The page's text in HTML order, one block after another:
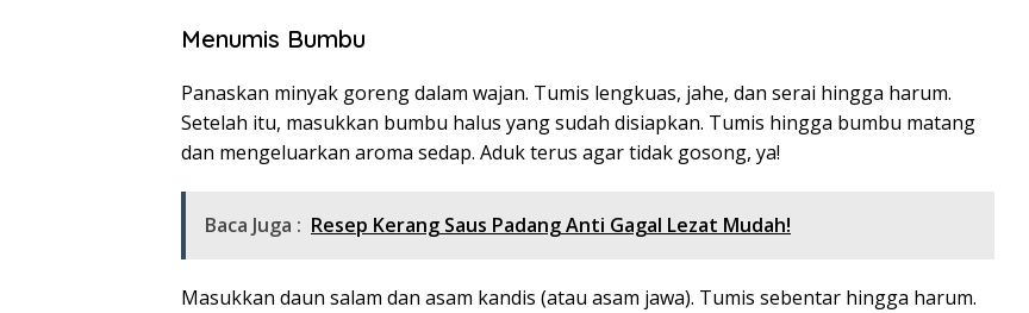
Menumis Bumbu
Panaskan minyak goreng dalam wajan. Tumis lengkuas, jahe, dan serai hingga harum.
Setelah itu, masukkan bumbu halus yang sudah disiapkan. Tumis hingga bumbu matang
dan mengeluarkan aroma sedap. Aduk terus agar tidak gosong, ya!
Baca Juga : Resep Kerang Saus Padang Anti Gagal Lezat Mudah!
Masukkan daun salam dan asam kandis (atau asam jawa). Tumis sebentar hingga harum.